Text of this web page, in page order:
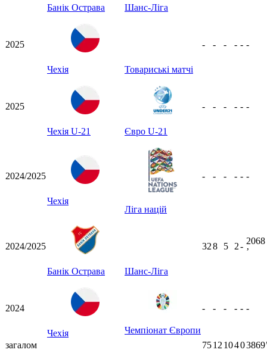
Банік Острава Шанс-Ліга
2025
Чехія Товариські матчі
- - - - - -
2025
Чехія U-21 Євро U-21
- - - - - -
2024/2025
Чехія
Ліга націй
- - - - - -
2024/2025
Банік Острава Шанс-Ліга
328 5 2-
2068
ʼ
2024
Чехія Чемпіонат Європи
- - - - - -
загалом 7512 1040